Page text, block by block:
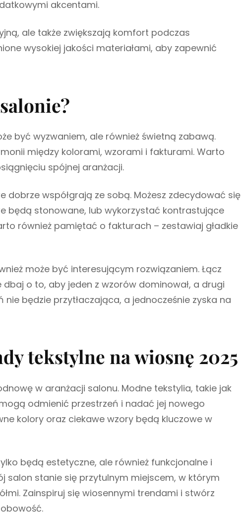
akcentami.
ale także zwiększają komfort podczas
wysokiej jakości materiałami, aby zapewnić
być wyzwaniem, ale również świetną zabawą.
między kolorami, wzorami i fakturami. Warto
spójnej aranżacji.
dobrze współgrają ze sobą. Możesz zdecydować się
będą stonowane, lub wykorzystać kontrastujące
również pamiętać o fakturach – zestawiaj gładkie
może być interesującym rozwiązaniem. Łącz
o to, aby jeden z wzorów dominował, a drugi
nie będzie przytłaczająca, a jednocześnie zyska na
tekstylne na wiosnę 2025
w aranżacji salonu. Modne tekstylia, takie jak
odmienić przestrzeń i nadać jej nowego
kolory oraz ciekawe wzory będą kluczowe w
będą estetyczne, ale również funkcjonalne i
salon stanie się przytulnym miejscem, w którym
Zainspiruj się wiosennymi trendami i stwórz